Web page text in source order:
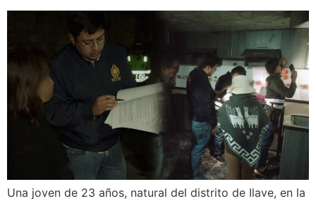
Una joven de 23 años, natural del distrito de Ilave, en la